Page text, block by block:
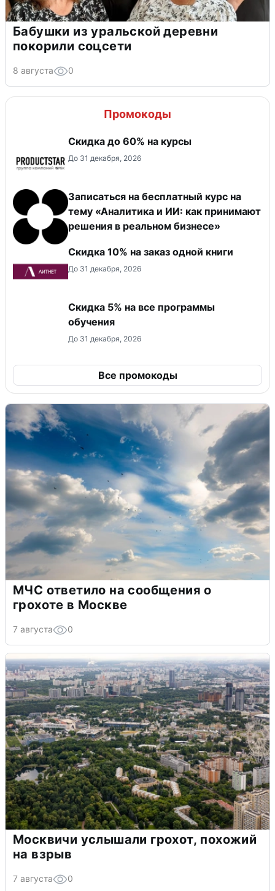
Бабушки из уральской деревни
покорили соцсети
8 августа 0
Промокоды
Скидка до 60% на курсы
До 31 декабря, 2026
Записаться на бесплатный курс на
тему «Аналитика и ИИ: как принимают
решения в реальном бизнесе»
Скидка 10% на заказ одной книги
До 31 декабря, 2026
Скидка 5% на все программы
обучения
До 31 декабря, 2026
Все промокоды
МЧС ответило на сообщения о
грохоте в Москве
7 августа 0
Москвичи услышали грохот, похожий
на взрыв
7 августа 0